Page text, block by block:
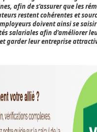
afin de s’assurer que les
restent cohérentes et
doivent ainsi se
salariales afin d’améliorer
garder leur entreprise